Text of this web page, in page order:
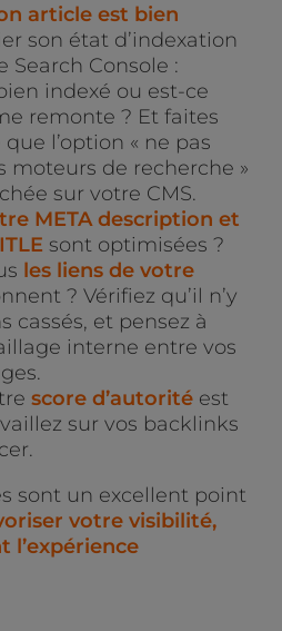
article est bien
son état d’indexation
Search Console :
indexé ou est-ce
remonte ? Et faites
l’option « ne pas
moteurs de recherche »
sur votre CMS.
META description et
sont optimisées ?
les liens de votre
? Vérifiez qu’il n’y
cassés, et pensez à
interne entre vos
score d’autoritéest
sur vos backlinks
sont un excellent point
votre visibilité,
l’expérience